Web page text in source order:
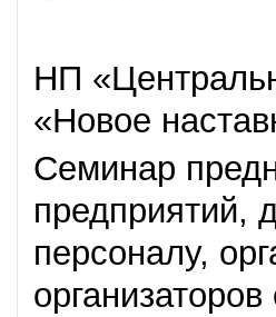
НП
«Новое
Семинар
предприятий,
персоналу,